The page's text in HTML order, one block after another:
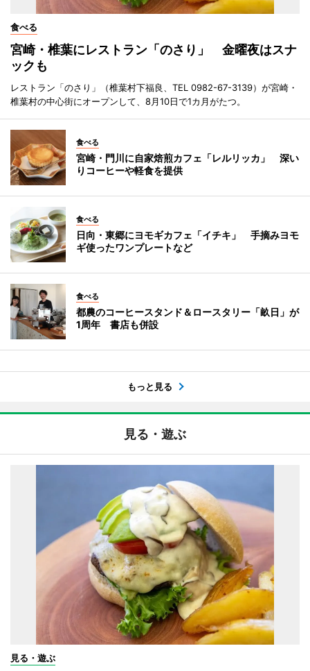
食べる
宮崎・椎葉にレストラン「のさり」 金曜夜はスナ
ックも
レストラン「のさり」（椎葉村下福良、TEL 0982-67-3139）が宮崎・
椎葉村の中心街にオープンして、8月10日で1カ月がたつ。
食べる
宮崎・門川に自家焙煎カフェ「レルリッカ」 深い
りコーヒーや軽食を提供
食べる
日向・東郷にヨモギカフェ「イチキ」 手摘みヨモ
ギ使ったワンプレートなど
食べる
都農のコーヒースタンド＆ロースタリー「畝日」が
1周年 書店も併設
もっと見る
見る・遊ぶ
見る・遊ぶ